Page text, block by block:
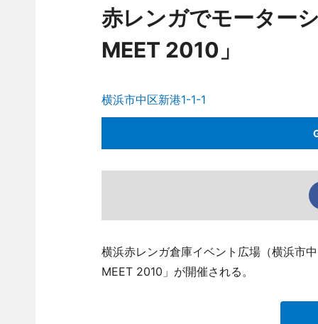
赤レンガでモーター
MEET 2010」
横浜市中区新港1-1-1
横浜赤レンガ倉庫イベント広場（横浜市
MEET 2010」が開催される。